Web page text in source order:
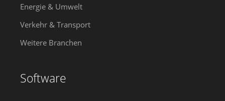
Energie & Umwelt
Verkehr & Transport
Weitere Branchen
Software